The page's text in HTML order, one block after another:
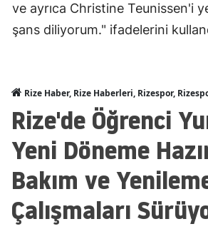
ve ayrıca Christine Teunissen'i
şans diliyorum." ifadelerini
Rize Haber, Rize Haberleri, Rizespor,
Rize'de Öğrenci
Yeni Döneme
Bakım ve
Çalışmaları